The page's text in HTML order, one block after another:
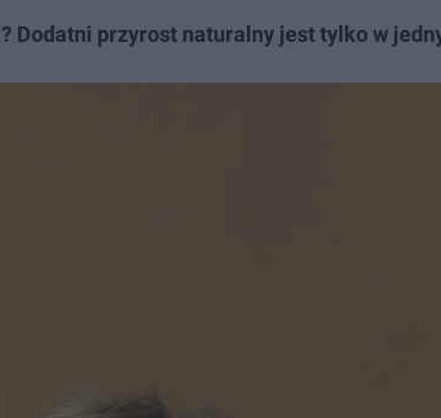
Dodatni przyrost naturalny jest tylko w